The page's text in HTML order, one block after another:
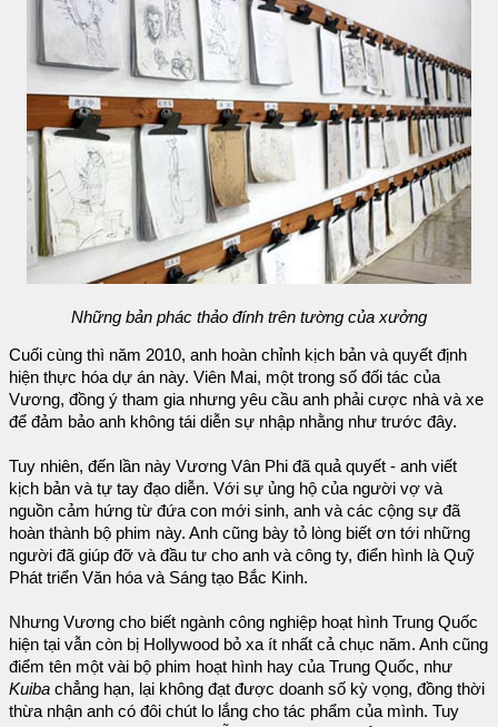
Những bản phác thảo đính trên tường của xưởng
Cuối cùng thì năm 2010, anh hoàn chỉnh kịch bản và quyết định
hiện thực hóa dự án này. Viên Mai, một trong số đối tác của
Vương, đồng ý tham gia nhưng yêu cầu anh phải cược nhà và xe
để đảm bảo anh không tái diễn sự nhập nhằng như trước đây.
Tuy nhiên, đến lần này Vương Vân Phi đã quả quyết - anh viết
kịch bản và tự tay đạo diễn. Với sự ủng hộ của người vợ và
nguồn cảm hứng từ đứa con mới sinh, anh và các cộng sự đã
hoàn thành bộ phim này. Anh cũng bày tỏ lòng biết ơn tới những
người đã giúp đỡ và đầu tư cho anh và công ty, điển hình là Quỹ
Phát triển Văn hóa và Sáng tạo Bắc Kinh.
Nhưng Vương cho biết ngành công nghiệp hoạt hình Trung Quốc
hiện tại vẫn còn bị Hollywood bỏ xa ít nhất cả chục năm. Anh cũng
điểm tên một vài bộ phim hoạt hình hay của Trung Quốc, như
Kuiba chẳng hạn, lại không đạt được doanh số kỳ vọng, đồng thời
thừa nhận anh có đôi chút lo lắng cho tác phẩm của mình. Tuy